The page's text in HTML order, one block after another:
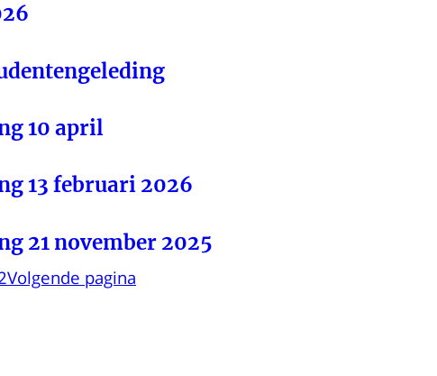
10 april
13 februari 2026
21 november 2025
Volgende pagina